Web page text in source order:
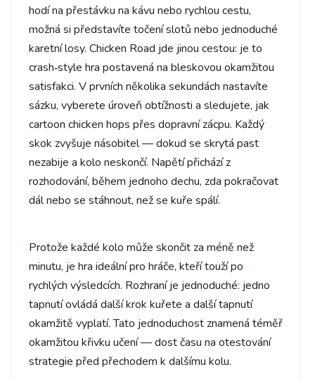
hodí na přestávku na kávu nebo rychlou cestu,
možná si představíte točení slotů nebo jednoduché
karetní losy. Chicken Road jde jinou cestou: je to
crash‑style hra postavená na bleskovou okamžitou
satisfakci. V prvních několika sekundách nastavíte
sázku, vyberete úroveň obtížnosti a sledujete, jak
cartoon chicken hops přes dopravní zácpu. Každý
skok zvyšuje násobitel — dokud se skrytá past
nezabije a kolo neskončí. Napětí přichází z
rozhodování, během jednoho dechu, zda pokračovat
dál nebo se stáhnout, než se kuře spálí.
Protože každé kolo může skončit za méně než
minutu, je hra ideální pro hráče, kteří touží po
rychlých výsledcích. Rozhraní je jednoduché: jedno
tapnutí ovládá další krok kuřete a další tapnutí
okamžitě vyplatí. Tato jednoduchost znamená téměř
okamžitou křivku učení — dost času na otestování
strategie před přechodem k dalšímu kolu.